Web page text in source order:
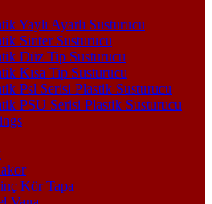
Yaylı Ayarlı Susturucu
Sinter Susturucu
Düz Tip Susturucu
Kısa Tip Susturucu
Psl Serisi Plastik Susturucu
PSU Serisi Plastik Susturucu
Kör Tapa